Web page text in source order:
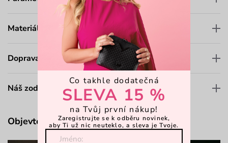
Materiály a údržba
Doprava a platba
Náš zodpovědný přístup
Objevte více
Co takhle dodatečná
SLEVA 15 %
na Tvůj první nákup!
Zaregistrujte se k odběru novinek,
aby Ti už nic neuteklo, a sleva je Tvoje.